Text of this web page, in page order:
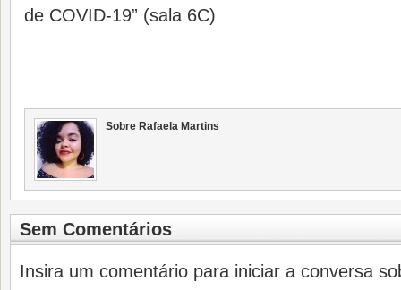
de COVID-19” (sala 6C)
Sobre Rafaela Martins
Sem Comentários
Insira um comentário para iniciar a conversa